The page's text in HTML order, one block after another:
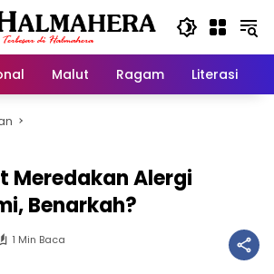
Malut Ragam Literasi
Meredakan Alergi
Benarkah?
1 Min Baca